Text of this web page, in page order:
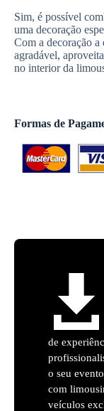
Sim, é possível
uma decoração
Com a decoração a
agradável,
no interior da
Formas de
de
o seu
com
veículos